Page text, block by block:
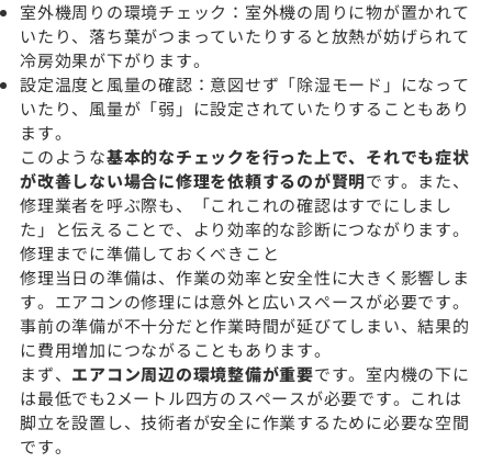
室外機周りの環境チェック：室外機の周りに物が置かれて
いたり、落ち葉がつまっていたりすると放熱が妨げられて
冷房効果が下がります。
設定温度と風量の確認：意図せず「除湿モード」になって
いたり、風量が「弱」に設定されていたりすることもあり
ます。
このような基本的なチェックを行った上で、それでも症状
が改善しない場合に修理を依頼するのが賢明です。また、
修理業者を呼ぶ際も、「これこれの確認はすでにしまし
た」と伝えることで、より効率的な診断につながります。
修理までに準備しておくべきこと
修理当日の準備は、作業の効率と安全性に大きく影響しま
す。エアコンの修理には意外と広いスペースが必要です。
事前の準備が不十分だと作業時間が延びてしまい、結果的
に費用増加につながることもあります。
まず、 エアコン周辺の環境整備が重要です。室内機の下に
は最低でも2メートル四方のスペースが必要です。これは
脚立を設置し、技術者が安全に作業するために必要な空間
です。